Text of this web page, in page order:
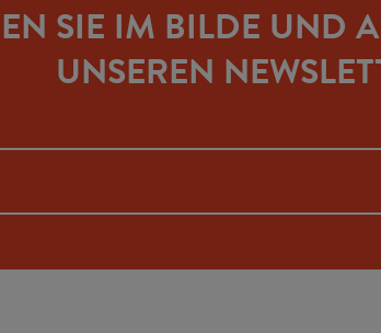
SIE IM BILDE UND
UNSEREN